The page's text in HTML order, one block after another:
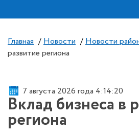
Главная / Новости / Новости
развитие региона
7 августа 2026 года 4:14:20
Вклад бизнеса в
региона